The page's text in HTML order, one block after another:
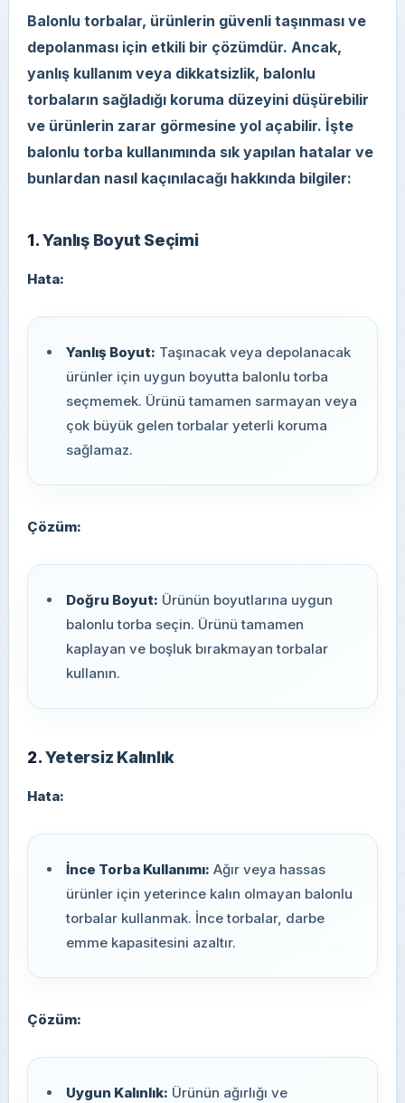
Balonlu torbalar, ürünlerin güvenli taşınması ve
depolanması için etkili bir çözümdür. Ancak,
yanlış kullanım veya dikkatsizlik, balonlu
torbaların sağladığı koruma düzeyini düşürebilir
ve ürünlerin zarar görmesine yol açabilir. İşte
balonlu torba kullanımında sık yapılan hatalar ve
bunlardan nasıl kaçınılacağı hakkında bilgiler:
1.Yanlış Boyut Seçimi
Hata:
Yanlış Boyut: Taşınacak veya depolanacak
ürünler için uygun boyutta balonlu torba
seçmemek. Ürünü tamamen sarmayan veya
çok büyük gelen torbalar yeterli koruma
sağlamaz.
Çözüm:
Doğru Boyut: Ürünün boyutlarına uygun
balonlu torba seçin. Ürünü tamamen
kaplayan ve boşluk bırakmayan torbalar
kullanın.
2.Yetersiz Kalınlık
Hata:
İnce Torba Kullanımı: Ağır veya hassas
ürünler için yeterince kalın olmayan balonlu
torbalar kullanmak. İnce torbalar, darbe
emme kapasitesini azaltır.
Çözüm:
Uygun Kalınlık: Ürünün ağırlığı ve